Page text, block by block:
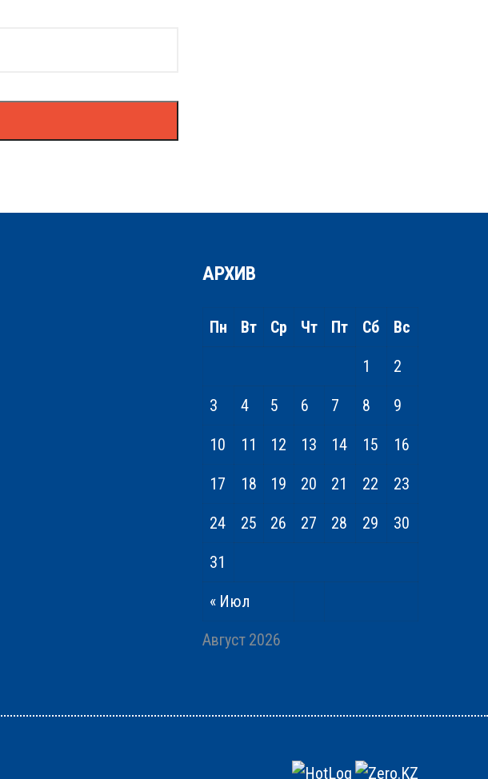
АРХИВ
Август 2026
Пн Вт Ср Чт Пт Сб Вс
« Июл
1 2
3 4 5 6 7 8 9
10 11 12 13 14 15 16
17 18 19 20 21 22 23
24 25 26 27 28 29 30
31